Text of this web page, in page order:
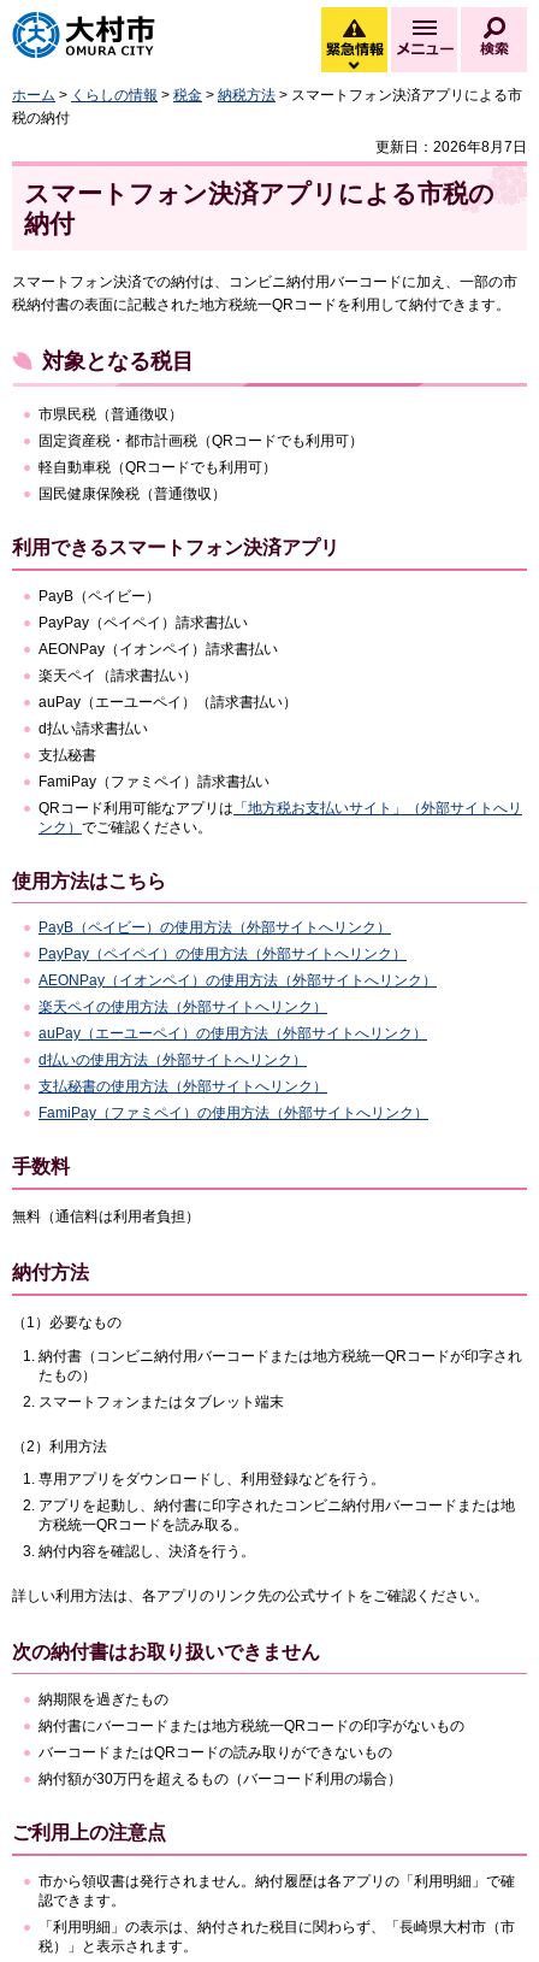
大村市
緊急情報
緊急情報を開く
メニュー
ホーム > くらしの情報 > 税金 > 納税方法 > スマートフォン決済アプリによる市
税の納付
更新日：2026年8月7日
スマートフォン決済アプリによる市税の
納付
スマートフォン決済での納付は、コンビニ納付用バーコードに加え、一部の市
税納付書の表面に記載された地方税統一QRコードを利用して納付できます。
対象となる税目
市県民税（普通徴収）
固定資産税・都市計画税（QRコードでも利用可）
軽自動車税（QRコードでも利用可）
国民健康保険税（普通徴収）
利用できるスマートフォン決済アプリ
PayB（ペイビー）
PayPay（ペイペイ）請求書払い
AEONPay（イオンペイ）請求書払い
楽天ペイ（請求書払い）
auPay（エーユーペイ）（請求書払い）
d払い請求書払い
支払秘書
FamiPay（ファミペイ）請求書払い
QRコード利用可能なアプリは 「地方税お支払いサイト」（外部サイトへリ
ンク） でご確認ください。
使用方法はこちら
PayB（ペイビー）の使用方法（外部サイトへリンク）
PayPay（ペイペイ）の使用方法（外部サイトへリンク）
AEONPay（イオンペイ）の使用方法（外部サイトへリンク）
楽天ペイの使用方法（外部サイトへリンク）
auPay（エーユーペイ）の使用方法（外部サイトへリンク）
d払いの使用方法（外部サイトへリンク）
支払秘書の使用方法（外部サイトへリンク）
FamiPay（ファミペイ）の使用方法（外部サイトへリンク）
手数料
無料（通信料は利用者負担）
納付方法
（1）必要なもの
納付書（コンビニ納付用バーコードまたは地方税統一QRコードが印字され
たもの）
スマートフォンまたはタブレット端末
（2）利用方法
専用アプリをダウンロードし、利用登録などを行う。
アプリを起動し、納付書に印字されたコンビニ納付用バーコードまたは地
方税統一QRコードを読み取る。
納付内容を確認し、決済を行う。
詳しい利用方法は、各アプリのリンク先の公式サイトをご確認ください。
次の納付書はお取り扱いできません
納期限を過ぎたもの
納付書にバーコードまたは地方税統一QRコードの印字がないもの
バーコードまたはQRコードの読み取りができないもの
納付額が30万円を超えるもの（バーコード利用の場合）
ご利用上の注意点
市から領収書は発行されません。納付履歴は各アプリの「利用明細」で確
認できます。
「利用明細」の表示は、納付された税目に関わらず、「長崎県大村市（市
税）」と表示されます。